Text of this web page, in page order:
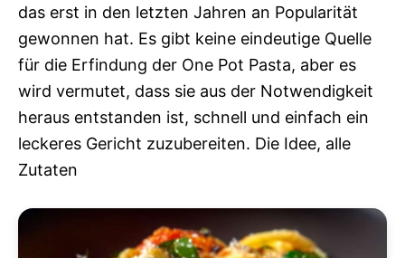
das erst in den letzten Jahren an Popularität
gewonnen hat. Es gibt keine eindeutige Quelle
für die Erfindung der One Pot Pasta, aber es
wird vermutet, dass sie aus der Notwendigkeit
heraus entstanden ist, schnell und einfach ein
leckeres Gericht zuzubereiten. Die Idee, alle
Zutaten